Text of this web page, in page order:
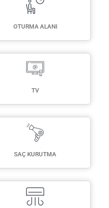
OTURMA ALANI
TV
SAÇ KURUTMA